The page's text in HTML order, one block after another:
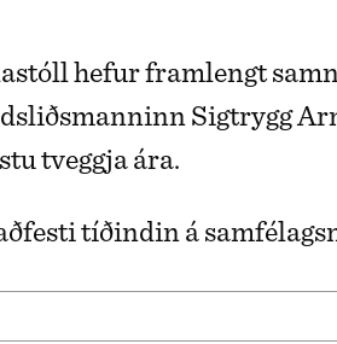
Sigtrygg
tveggja ára.
tíðindin á